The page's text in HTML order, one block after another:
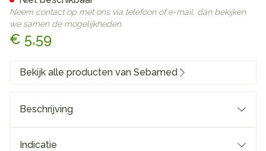
€ 5,59
Neem contact op met ons via telefoon of e-mail, dan bekijken
we samen de mogelijkheden.
Bekijk alle producten van Sebamed
Beschrijving
Indicatie